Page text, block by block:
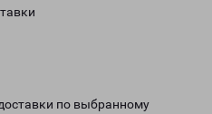
по выбранному